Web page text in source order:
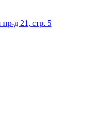
д 21, стр. 5